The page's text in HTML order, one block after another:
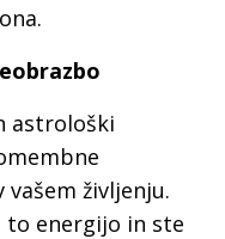
astrološki
življenju.
to energijo in ste